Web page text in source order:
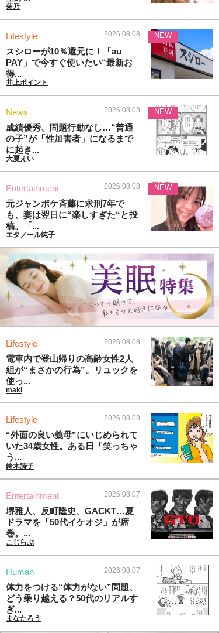
菊乃
Lifestyle 2026.08.08
スシローが10％還元に！「au
PAY」で今すぐ使いたい“最新お
得...
井上ポイント
NEW
News 2026.08.08
成績優秀、問題行動なし…“普通
の子”が「性加害者」になるまで
に起き...
大夏えい
NEW
Entertainment 2026.08.08
元ジャンポケ斉藤に求刑7年で
も、妻は翌日に“楽しすぎた“と投
稿。「...
エタノール純子
NEW
Lifestyle 2026.08.08
電車内で登山帰りの高齢女性2人
組が“まさかの行為”。リュックを
使っ...
maki
Lifestyle 2026.08.08
“外面の良い義母”にいじめられて
いた34歳女性。ある日「笑っちゃ
う...
鈴木詩子
Entertainment 2026.08.07
堺雅人、反町隆史、GACKT…夏
ドラマを「50代イケオジ」が席
巻。...
こじらぶ
Human 2026.08.07
体力をつける“体力がない”問題、
どう乗り越える？50代のリアルす
ぎ...
まなたろう